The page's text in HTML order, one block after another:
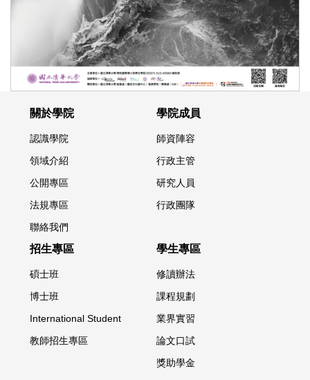
關於學院
認識學院
領域介紹
公開專區
法規專區
聯絡我們
學院成員
師資陣容
行政主管
研究人員
行政團隊
招生專區
碩士班
博士班
International Student
教師招生專區
學生專區
修讀辦法
課程規劃
業界實習
論文口試
獎助學金